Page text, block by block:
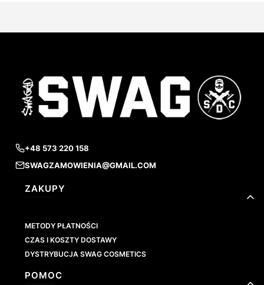
+48 573 220 158
SWAGZAMOWIENIA@GMAIL.COM
Linki w stopce
ZAKUPY
METODY PŁATNOŚCI
CZAS I KOSZTY DOSTAWY
DYSTRYBUCJA SWAG COSMETICS
POMOC